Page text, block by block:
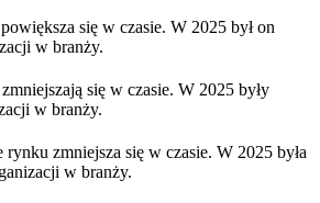
powiększa się w czasie. W 2025 był on
w branży.
zmniejszają się w czasie. W 2025 były
w branży.
rynku zmniejsza się w czasie. W 2025 była
w branży.